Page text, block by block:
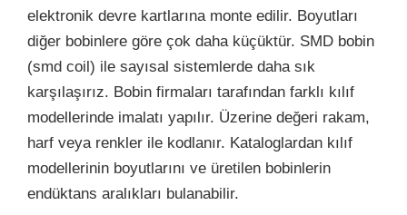
elektronik devre kartlarına monte edilir. Boyutları
diğer bobinlere göre çok daha küçüktür. SMD bobin
(smd coil) ile sayısal sistemlerde daha sık
karşılaşırız. Bobin firmaları tarafından farklı kılıf
modellerinde imalatı yapılır. Üzerine değeri rakam,
harf veya renkler ile kodlanır. Kataloglardan kılıf
modellerinin boyutlarını ve üretilen bobinlerin
endüktans aralıkları bulanabilir.